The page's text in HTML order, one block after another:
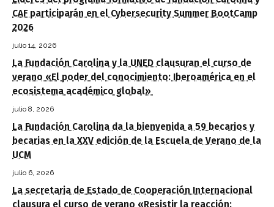
CAF participarán en el Cybersecurity Summer BootCamp
2026
julio 14, 2026
La Fundación Carolina y la UNED clausuran el curso de
verano «El poder del conocimiento: Iberoamérica en el
ecosistema académico global»
julio 8, 2026
La Fundación Carolina da la bienvenida a 59 becarios y
becarias en la XXV edición de la Escuela de Verano de la
UCM
julio 6, 2026
La secretaria de Estado de Cooperación Internacional
clausura el curso de verano «Resistir la reacción: